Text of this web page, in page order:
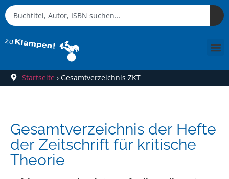
Startseite › Gesamtverzeichnis ZKT
Gesamtverzeichnis der Hefte
der Zeitschrift für kritische
Theorie